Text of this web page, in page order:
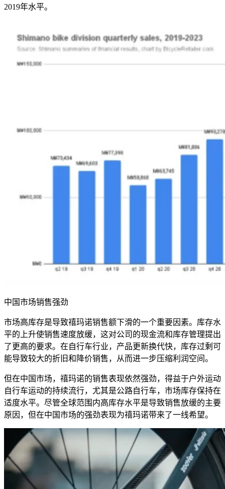
2019年水平。
中国市场销售强劲
市场高库存是导致禧玛诺销售额下滑的一个重要因素。库存水
平的上升使销售速度放缓，这对公司的现金流和库存管理提出
了更高的要求。在自行车行业，产品更新换代快，库存过剩可
能导致较大的折旧和降价销售，从而进一步压缩利润空间。
但在中国市场，禧玛诺的销售表现依然强劲，得益于户外运动
自行车运动的持续流行，尤其是公路自行车，市场库存保持在
适度水平。尽管全球范围内高库存水平是导致销售放缓的主要
原因，但在中国市场的强劲表现为禧玛诺带来了一线希望。